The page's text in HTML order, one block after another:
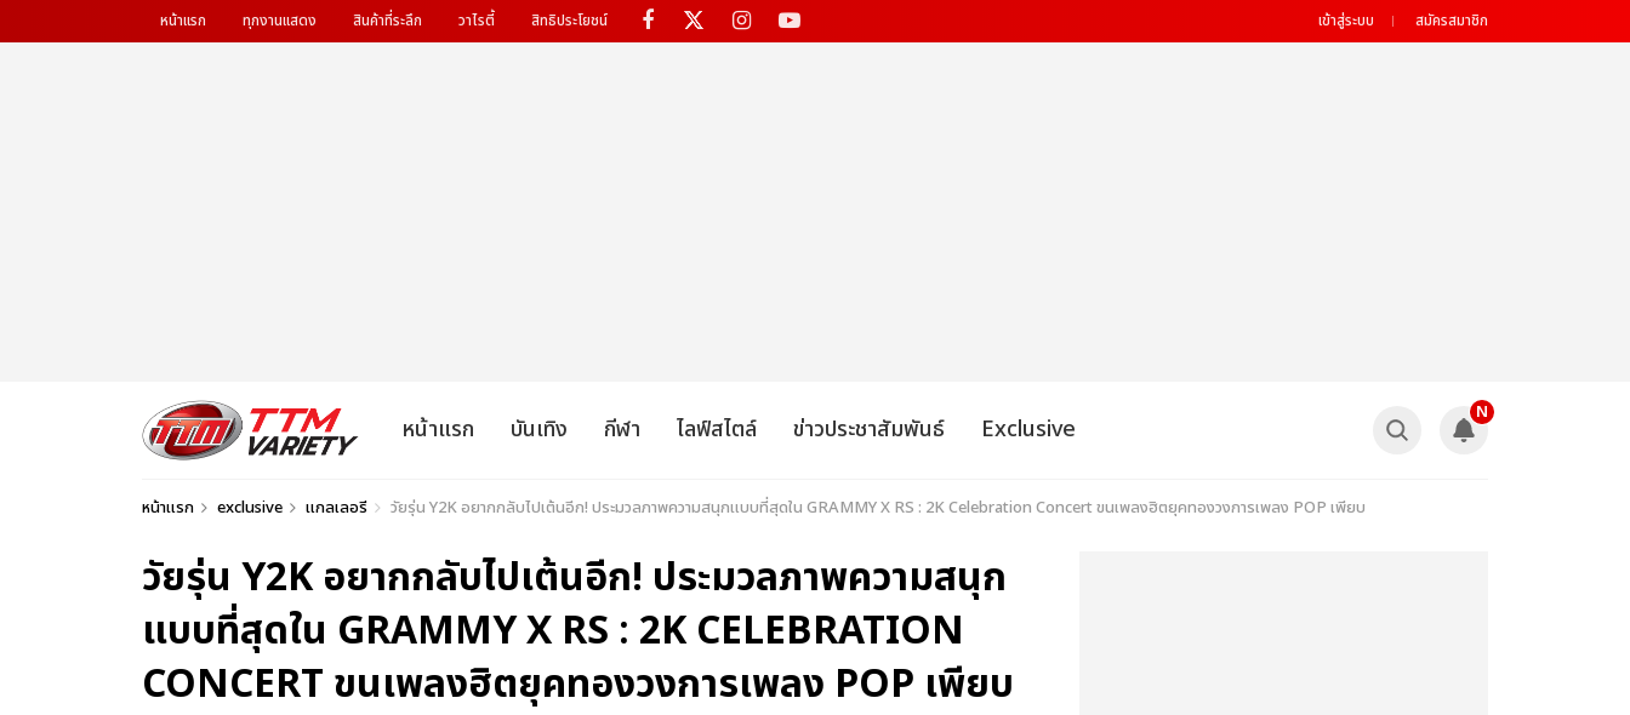
หน้าแรก ทุกงานแสดง สินค้าที่ระลึก วาไรตี้ สิทธิประโยชน์ เข้าสู่ระบบ สมัครสมาชิก
หน้าแรก บันเทิง กีฬา ไลฟ์สไตล์ ข่าวประชาสัมพันธ์ Exclusive
N
หน้าแรก exclusive แกลเลอรี วัยรุ่น Y2K อยากกลับไปเต้นอีก! ประมวลภาพความสนุกแบบที่สุดใน GRAMMY X RS : 2K Celebration Concert ขนเพลงฮิตยุคทองวงการเพลง POP เพียบ
วัยรุ่น Y2K อยากกลับไปเต้นอีก! ประมวลภาพความสนุก
แบบที่สุดใน GRAMMY X RS : 2K CELEBRATION
CONCERT ขนเพลงฮิตยุคทองวงการเพลง POP เพียบ